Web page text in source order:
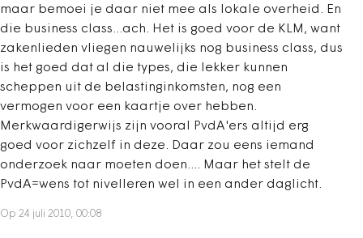
maar bemoei je daar niet mee als lokale overheid. En
die business class...ach. Het is goed voor de KLM, want
zakenlieden vliegen nauwelijks nog business class, dus
is het goed dat al die types, die lekker kunnen
scheppen uit de belastinginkomsten, nog een
vermogen voor een kaartje over hebben.
Merkwaardigerwijs zijn vooral PvdA'ers altijd erg
goed voor zichzelf in deze. Daar zou eens iemand
onderzoek naar moeten doen.... Maar het stelt de
PvdA=wens tot nivelleren wel in een ander daglicht.
Op 24 juli 2010, 00:08